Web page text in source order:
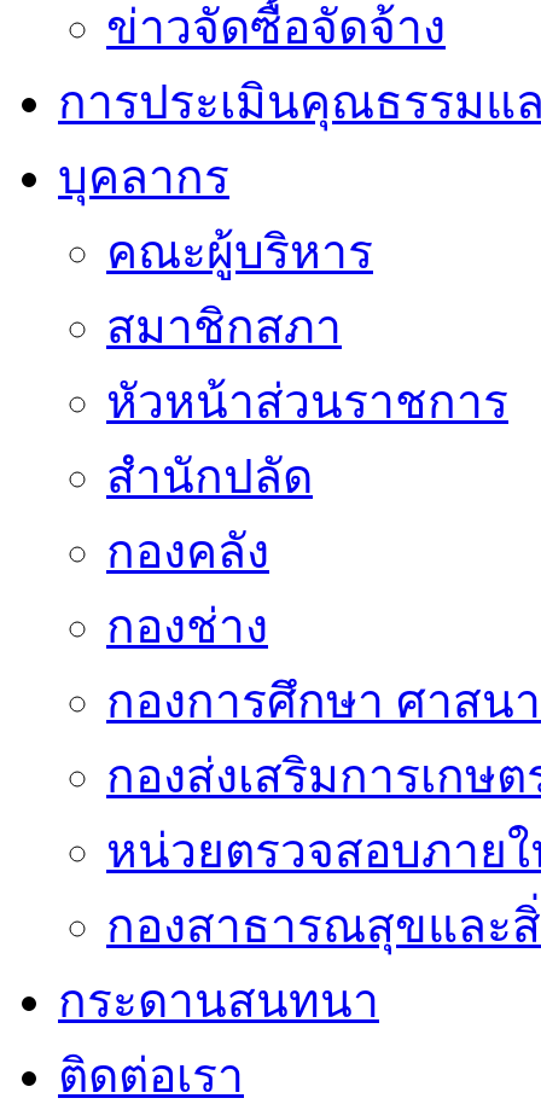
ข่าวจัดซื้อจัดจ้าง
การประเมินคุณธรรมแ
บุคลากร
คณะผู้บริหาร
สมาชิกสภา
หัวหน้าส่วนราชการ
สำนักปลัด
กองคลัง
กองช่าง
กองการศึกษา ศาสน
กองส่งเสริมการเกษต
หน่วยตรวจสอบภาย
กองสาธารณสุขและ
กระดานสนทนา
ติดต่อเรา